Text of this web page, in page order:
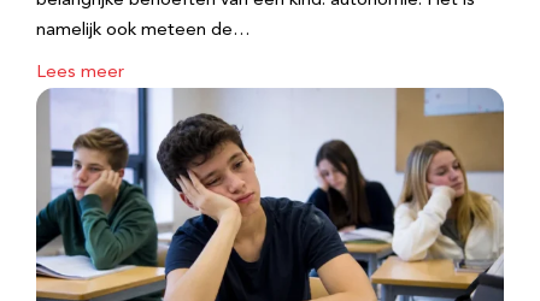
namelijk ook meteen de…
Lees meer